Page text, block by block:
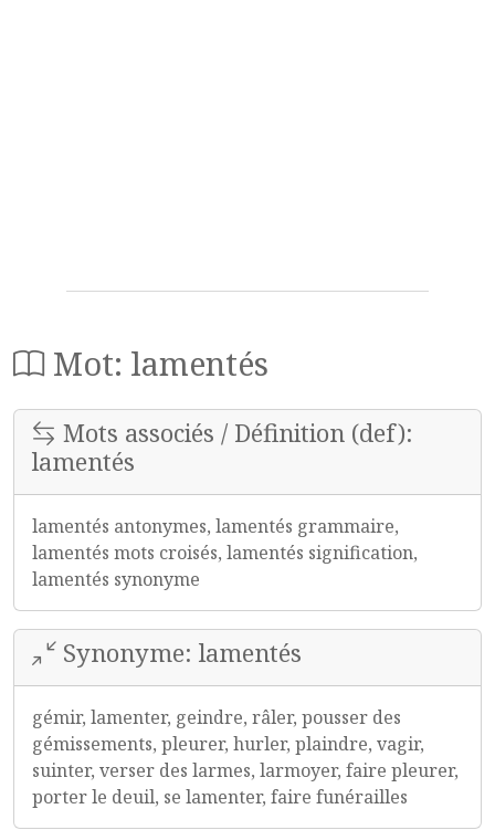
Mot: lamentés
Mots associés / Définition (def):
lamentés
lamentés antonymes, lamentés grammaire,
lamentés mots croisés, lamentés signification,
lamentés synonyme
Synonyme: lamentés
gémir, lamenter, geindre, râler, pousser des
gémissements, pleurer, hurler, plaindre, vagir,
suinter, verser des larmes, larmoyer, faire pleurer,
porter le deuil, se lamenter, faire funérailles